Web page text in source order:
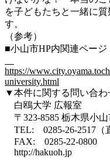
を子どもたちと一緒に
す。
（参考）
■小山市HP内関連ページ
https://
university.html
▼本件に関する問い合わ
白鴎大学 広報室
〒323-8585 栃木県小山
TEL: 0285-26-2517（
FAX: 0285-22-0800
http://hakuoh.jp